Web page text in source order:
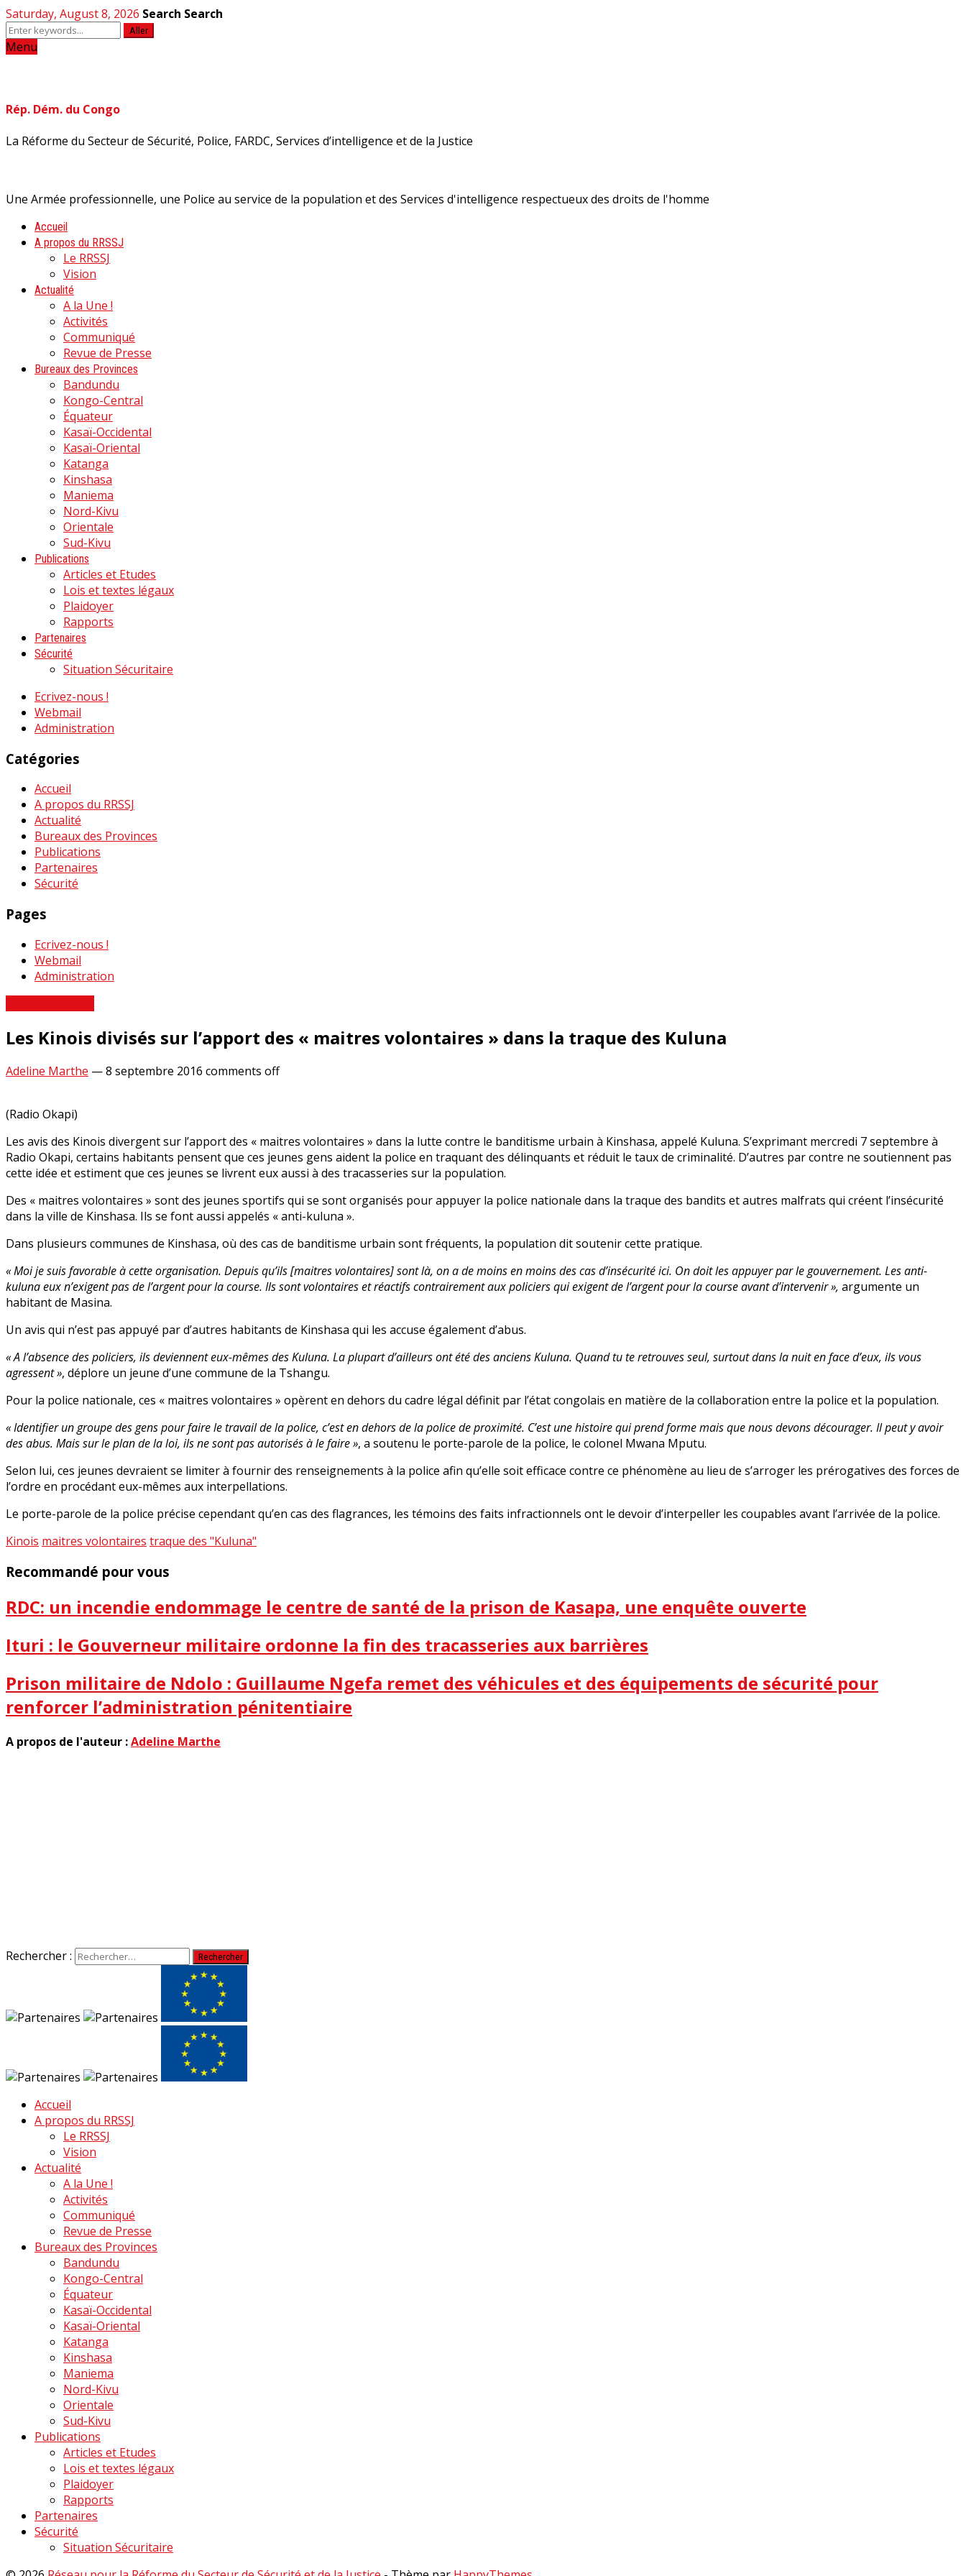
Saturday, August 8, 2026 Search Search
Aller
Menu
Rép. Dém. du Congo
La Réforme du Secteur de Sécurité, Police, FARDC, Services d’intelligence et de la Justice
Une Armée professionnelle, une Police au service de la population et des Services d'intelligence respectueux des droits de l'homme
Accueil
A propos du RRSSJ
Le RRSSJ
Vision
Actualité
A la Une !
Activités
Communiqué
Revue de Presse
Bureaux des Provinces
Bandundu
Kongo-Central
Équateur
Kasaï-Occidental
Kasaï-Oriental
Katanga
Kinshasa
Maniema
Nord-Kivu
Orientale
Sud-Kivu
Publications
Articles et Etudes
Lois et textes légaux
Plaidoyer
Rapports
Partenaires
Sécurité
Situation Sécuritaire
Ecrivez-nous !
Webmail
Administration
Catégories
Accueil
A propos du RRSSJ
Actualité
Bureaux des Provinces
Publications
Partenaires
Sécurité
Pages
Ecrivez-nous !
Webmail
Administration
Les Kinois divisés sur l’apport des « maitres volontaires » dans la traque des Kuluna
Adeline Marthe —8 septembre 2016 comments off
(Radio Okapi)
Les avis des Kinois divergent sur l’apport des « maitres volontaires » dans la lutte contre le banditisme urbain à Kinshasa, appelé Kuluna. S’exprimant mercredi 7 septembre à
Radio Okapi, certains habitants pensent que ces jeunes gens aident la police en traquant des délinquants et réduit le taux de criminalité. D’autres par contre ne soutiennent pas
cette idée et estiment que ces jeunes se livrent eux aussi à des tracasseries sur la population.
Des « maitres volontaires » sont des jeunes sportifs qui se sont organisés pour appuyer la police nationale dans la traque des bandits et autres malfrats qui créent l’insécurité
dans la ville de Kinshasa. Ils se font aussi appelés « anti-kuluna ».
Dans plusieurs communes de Kinshasa, où des cas de banditisme urbain sont fréquents, la population dit soutenir cette pratique.
« Moi je suis favorable à cette organisation. Depuis qu’ils [maitres volontaires] sont là, on a de moins en moins des cas d’insécurité ici. On doit les appuyer par le gouvernement. Les anti-
kuluna eux n’exigent pas de l’argent pour la course. Ils sont volontaires et réactifs contrairement aux policiers qui exigent de l’argent pour la course avant d’intervenir », argumente un
habitant de Masina.
Un avis qui n’est pas appuyé par d’autres habitants de Kinshasa qui les accuse également d’abus.
« A l’absence des policiers, ils deviennent eux-mêmes des Kuluna. La plupart d’ailleurs ont été des anciens Kuluna. Quand tu te retrouves seul, surtout dans la nuit en face d’eux, ils vous
agressent », déplore un jeune d’une commune de la Tshangu.
Pour la police nationale, ces « maitres volontaires » opèrent en dehors du cadre légal définit par l’état congolais en matière de la collaboration entre la police et la population.
« Identifier un groupe des gens pour faire le travail de la police, c’est en dehors de la police de proximité. C’est une histoire qui prend forme mais que nous devons décourager. Il peut y avoir
des abus. Mais sur le plan de la loi, ils ne sont pas autorisés à le faire », a soutenu le porte-parole de la police, le colonel Mwana Mputu.
Selon lui, ces jeunes devraient se limiter à fournir des renseignements à la police afin qu’elle soit efficace contre ce phénomène au lieu de s’arroger les prérogatives des forces de
l’ordre en procédant eux-mêmes aux interpellations.
Le porte-parole de la police précise cependant qu’en cas des flagrances, les témoins des faits infractionnels ont le devoir d’interpeller les coupables avant l’arrivée de la police.
Kinois maitres volontaires traque des "Kuluna"
Recommandé pour vous
RDC: un incendie endommage le centre de santé de la prison de Kasapa, une enquête ouverte
Ituri : le Gouverneur militaire ordonne la fin des tracasseries aux barrières
Prison militaire de Ndolo : Guillaume Ngefa remet des véhicules et des équipements de sécurité pour
renforcer l’administration pénitentiaire
A propos de l'auteur :Adeline Marthe
Rechercher :
Accueil
A propos du RRSSJ
Le RRSSJ
Vision
Actualité
A la Une !
Activités
Communiqué
Revue de Presse
Bureaux des Provinces
Bandundu
Kongo-Central
Équateur
Kasaï-Occidental
Kasaï-Oriental
Katanga
Kinshasa
Maniema
Nord-Kivu
Orientale
Sud-Kivu
Publications
Articles et Etudes
Lois et textes légaux
Plaidoyer
Rapports
Partenaires
Sécurité
Situation Sécuritaire